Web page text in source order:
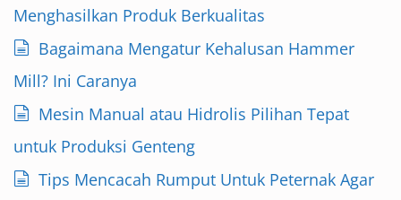
Menghasilkan Produk Berkualitas
Bagaimana Mengatur Kehalusan Hammer
Mill? Ini Caranya
Mesin Manual atau Hidrolis Pilihan Tepat
untuk Produksi Genteng
Tips Mencacah Rumput Untuk Peternak Agar